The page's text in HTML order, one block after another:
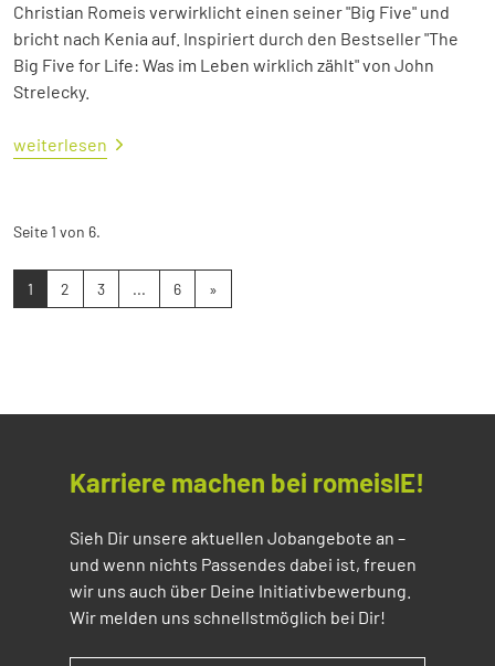
Christian Romeis verwirklicht einen seiner "Big Five" und
bricht nach Kenia auf. Inspiriert durch den Bestseller "The
Big Five for Life: Was im Leben wirklich zählt" von John
Strelecky.
weiterlesen
Seite 1 von 6.
1 2 3 ... 6 »
Karriere machen bei romeisIE!
Sieh Dir unsere aktuellen Jobangebote an –
und wenn nichts Passendes dabei ist, freuen
wir uns auch über Deine Initiativbewerbung.
Wir melden uns schnellstmöglich bei Dir!